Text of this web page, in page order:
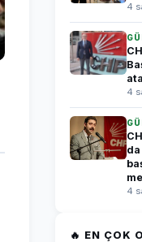
4
4
da
4
🔥 EN ÇOK